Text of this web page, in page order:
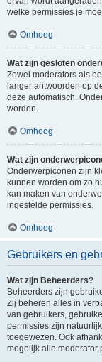
welke permissies je
Omhoog
Wat zijn gesloten
Zowel moderators als
langer antwoorden op
deze automatisch.
worden.
Omhoog
Wat zijn
Onderwerpiconen zijn
kunnen worden om zo
kan maken van
ingestelde permissies.
Omhoog
Gebruikers en
Wat zijn Beheerders?
Beheerders zijn
Zij beheren alles in
van gebruikers,
permissies zijn
toegewezen. Ook
mogelijk alle moderator